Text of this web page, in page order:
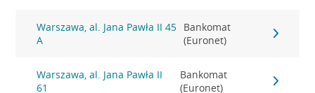
Warszawa, al. Jana Pawła II 45
A
Bankomat
(Euronet)
Warszawa, al. Jana Pawła II
61
Bankomat
(Euronet)